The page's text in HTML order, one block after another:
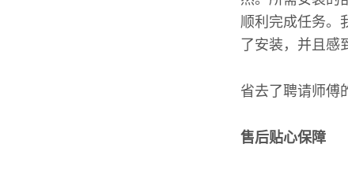
顺利完成任务。
了安装，并且感
省去了聘请师傅
售后贴心保障